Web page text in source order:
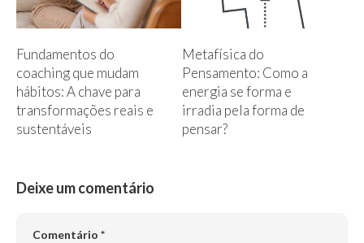
Fundamentos do
coaching que mudam
hábitos: A chave para
transformações reais e
sustentáveis
Metafísica do
Pensamento: Como a
energia se forma e
irradia pela forma de
pensar?
Deixe um comentário
Comentário *